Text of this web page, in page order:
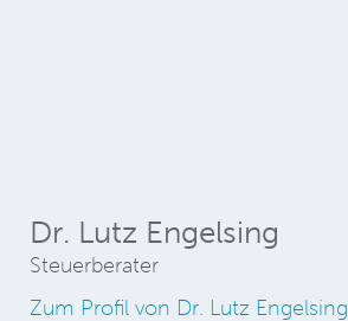
Dr. Lutz Engelsing
Steuerberater
Zum Profil von Dr. Lutz Engelsing